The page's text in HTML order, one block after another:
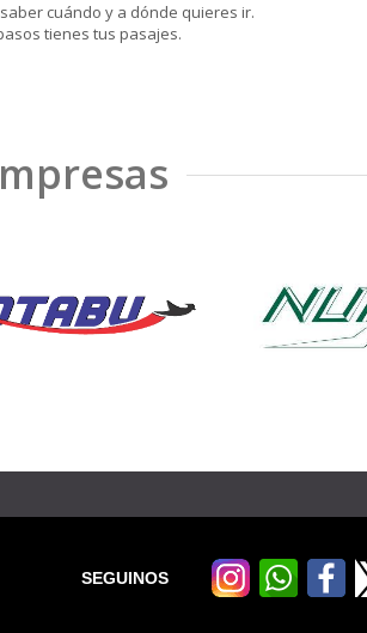
cuándo y a dónde quieres ir.
tienes tus pasajes.
SEGUINOS